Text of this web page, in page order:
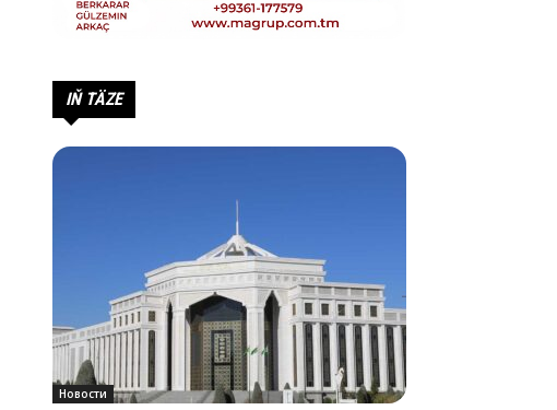
IŇ TÄZE
Новости